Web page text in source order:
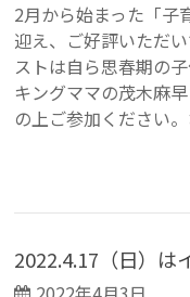
2月から始まった「子
迎え、ご好評いただ
ストは自ら思春期の
キングママの茂木麻
の上ご参加ください
2022.4.17（日）は